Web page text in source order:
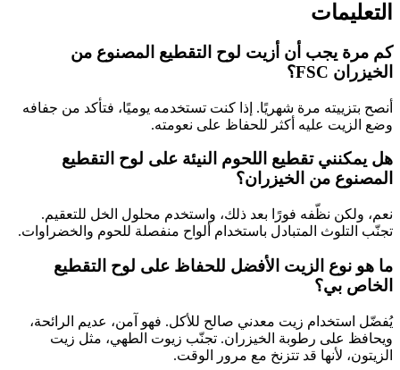
التعليمات
كم مرة يجب أن أزيت لوح التقطيع المصنوع من
الخيزران FSC؟
أنصح بتزييته مرة شهريًا. إذا كنت تستخدمه يوميًا، فتأكد من جفافه
وضع الزيت عليه أكثر للحفاظ على نعومته.
هل يمكنني تقطيع اللحوم النيئة على لوح التقطيع
المصنوع من الخيزران؟
نعم، ولكن نظّفه فورًا بعد ذلك، واستخدم محلول الخل للتعقيم.
تجنّب التلوث المتبادل باستخدام ألواح منفصلة للحوم والخضراوات.
ما هو نوع الزيت الأفضل للحفاظ على لوح التقطيع
الخاص بي؟
يُفضّل استخدام زيت معدني صالح للأكل. فهو آمن، عديم الرائحة،
ويحافظ على رطوبة الخيزران. تجنّب زيوت الطهي، مثل زيت
الزيتون، لأنها قد تتزنخ مع مرور الوقت.